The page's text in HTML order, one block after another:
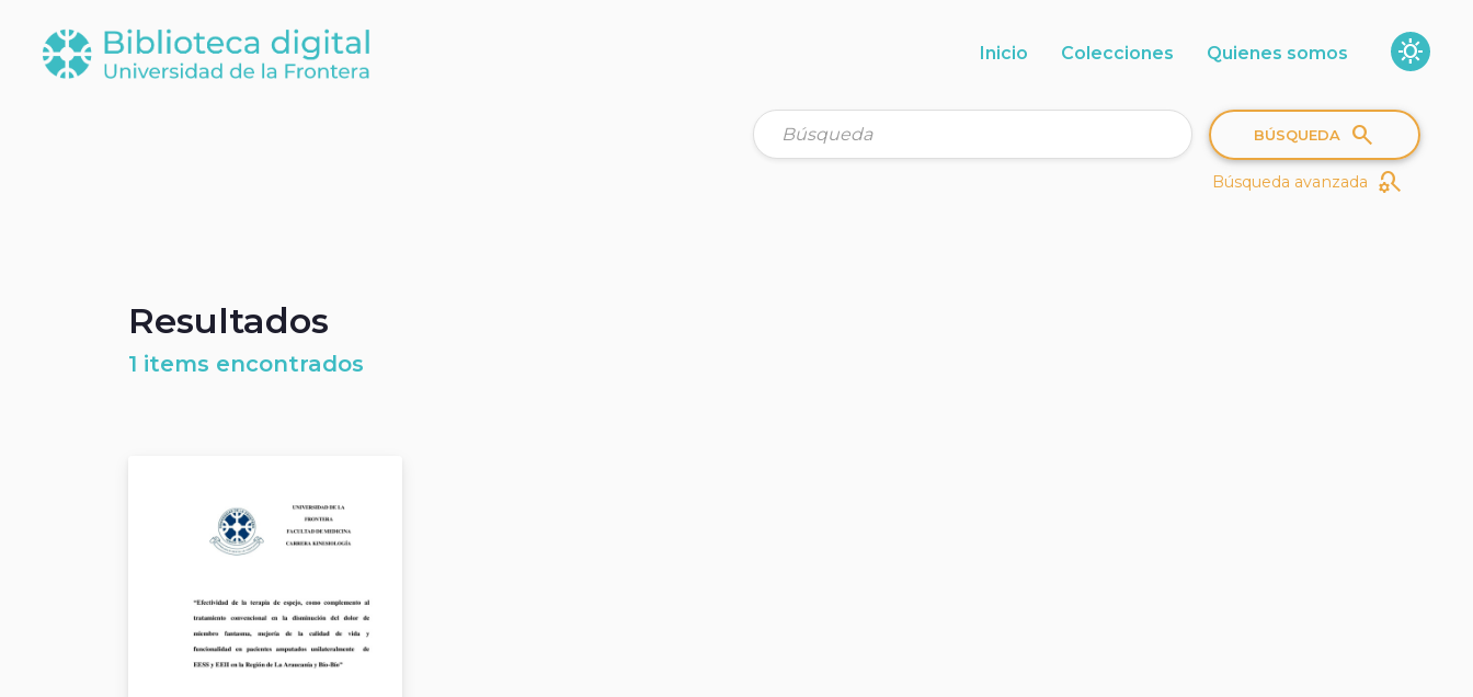
sunny
Inicio Colecciones Quienes somos
BÚSQUEDA search
Búsqueda avanzada search_gear
Resultados
1 items encontrados